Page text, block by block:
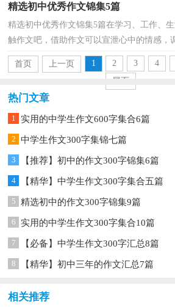
精选初中优秀作文锦集5篇
精选初中优秀作文锦集5篇在学习、工作、
触作文吧，借助作文可以宣泄心中的情感，
么样的作文才能称之为优秀作文呢？下面是
首页
上一页 1 2 3 4
尾页
热门文章
1 实用的中学生作文600字集合6篇
2 中学生作文300字集锦七篇
3 【推荐】初中的作文300字锦集6篇
4 【精华】中学生作文300字集合五篇
5 精选初中的作文300字锦集9篇
6 实用的中学生作文300字集合10篇
7 【必备】中学生作文300字汇总8篇
8 【精华】初中三年的作文汇总7篇
相关推荐